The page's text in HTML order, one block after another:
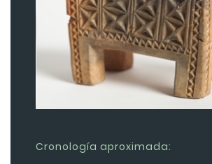
Cronología aproximada: